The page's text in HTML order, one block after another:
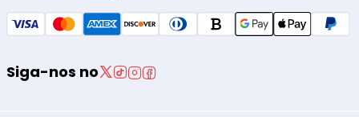
Siga-nos no